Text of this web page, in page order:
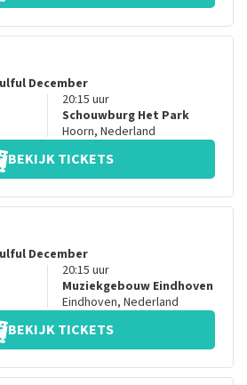
December
20:15 uur
Schouwburg Het Park
Hoorn, Nederland
BEKIJK TICKETS
December
20:15 uur
Muziekgebouw Eindhoven
Eindhoven, Nederland
BEKIJK TICKETS